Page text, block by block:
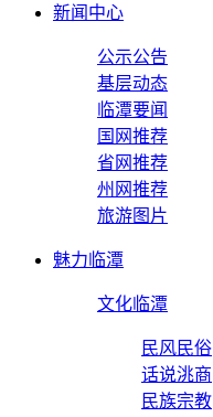
新闻中心
公示公告
基层动态
临潭要闻
国网推荐
省网推荐
州网推荐
旅游图片
魅力临潭
文化临潭
民风民俗
话说洮商
民族宗教